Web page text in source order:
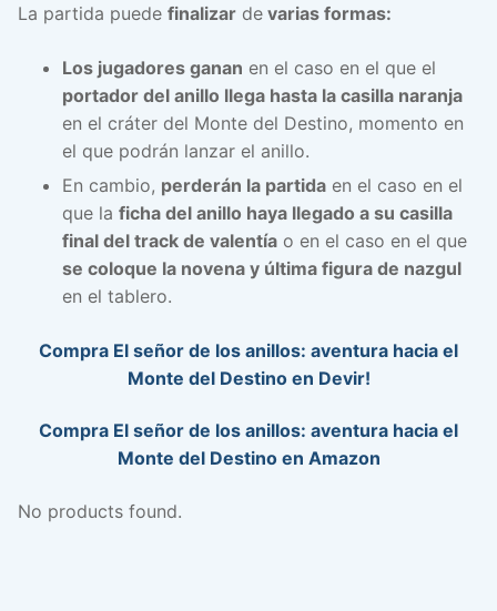
La partida puede finalizar de varias formas:
Los jugadores ganan en el caso en el que el
portador del anillo llega hasta la casilla naranja
en el cráter del Monte del Destino, momento en
el que podrán lanzar el anillo.
En cambio, perderán la partida en el caso en el
que la ficha del anillo haya llegado a su casilla
final del track de valentía o en el caso en el que
se coloque la novena y última figura de nazgul
en el tablero.
Compra El señor de los anillos: aventura hacia el
Monte del Destino en Devir!
Compra El señor de los anillos: aventura hacia el
Monte del Destino en Amazon
No products found.